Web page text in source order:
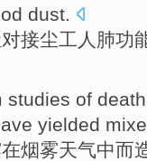
dust.
接尘工人 肺功
studies of death
yielded
在烟雾天气中而